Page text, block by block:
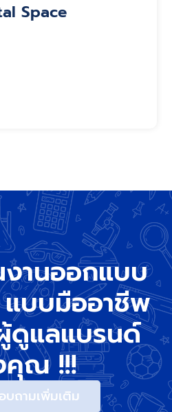
Space
งานออกแบบ
บบมืออาชีพ
ผู้ดูแลแบรนด์
คุณ !!!
ถามเพิ่มเติม